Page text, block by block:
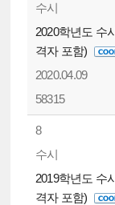
수시
2020학년도 수
격자 포함)
2020.04.09
58315
8
수시
2019학년도 수
격자 포함)